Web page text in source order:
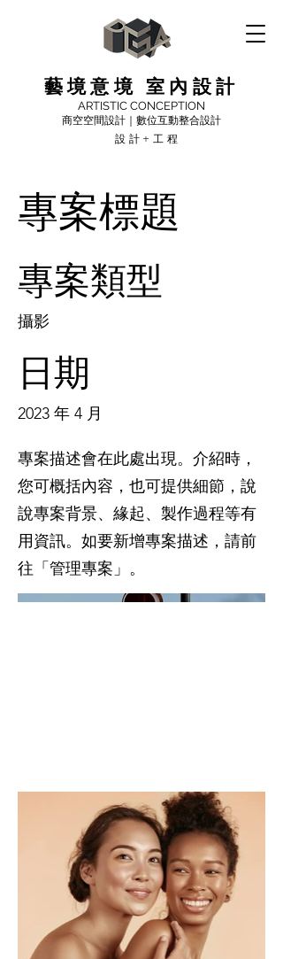
藝境意境 室內設計
ARTISTIC CONCEPTION
商空空間設計｜數位互動整合設計
設計+工程
專案標題
專案類型
攝影
日期
2023 年 4 月
專案描述會在此處出現。介紹時，
您可概括內容，也可提供細節，說
說專案背景、緣起、製作過程等有
用資訊。如要新增專案描述，請前
往「管理專案」。